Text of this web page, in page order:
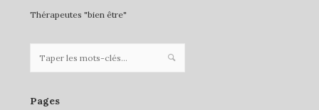
Thérapeutes "bien être"
Pages